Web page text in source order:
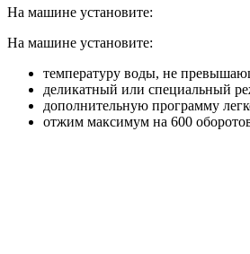
На машине установите:
На машине установите:
температуру воды, не
деликатный или специальный
дополнительную программу
отжим максимум на 600